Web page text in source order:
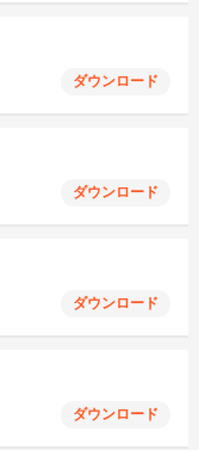
ダウンロード
ダウンロード
ダウンロード
ダウンロード